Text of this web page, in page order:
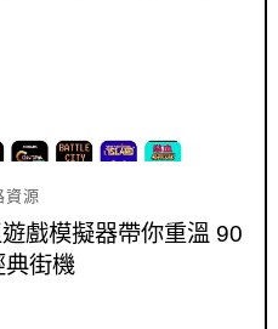
資源
戲模擬器帶你重溫 90
典街機